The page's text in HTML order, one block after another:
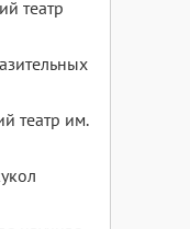
театр
театр им.